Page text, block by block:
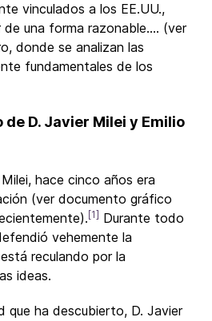
vinculados a los EE.UU.,
una forma razonable…. (ver
donde se analizan las
fundamentales de los
de D. Javier Milei y Emilio
hace cinco años era
(ver documento gráfico
[1] Durante todo
vehemente la
reculando por la
ideas.
que ha descubierto, D. Javier